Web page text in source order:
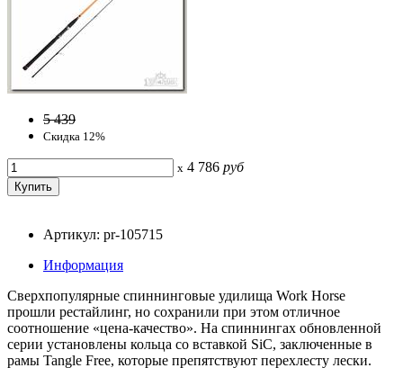
5 439
Скидка 12%
x 4 786 руб
Артикул: pr-105715
Информация
Сверхпопулярные спиннинговые удилища Work Horse
прошли рестайлинг, но сохранили при этом отличное
соотношение «цена-качество». На спиннингах обновленной
серии установлены кольца со вставкой SiC, заключенные в
рамы Tangle Free, которые препятствуют перехлесту лески.